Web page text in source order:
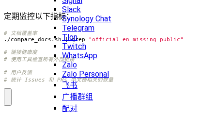
Slack
Synology Chat
Telegram
Tlon
Twitch
WhatsApp
Zalo
Zalo Personal
飞书
广播群组
配对
定期监控以下指标：
# 文档覆盖率
./compare_docs.sh | grep "official en missing public"
# 链接健康度
# 使用工具检查所有外部链接
# 用户反馈
# 统计 Issues 和 PRs 中文档相关的数量